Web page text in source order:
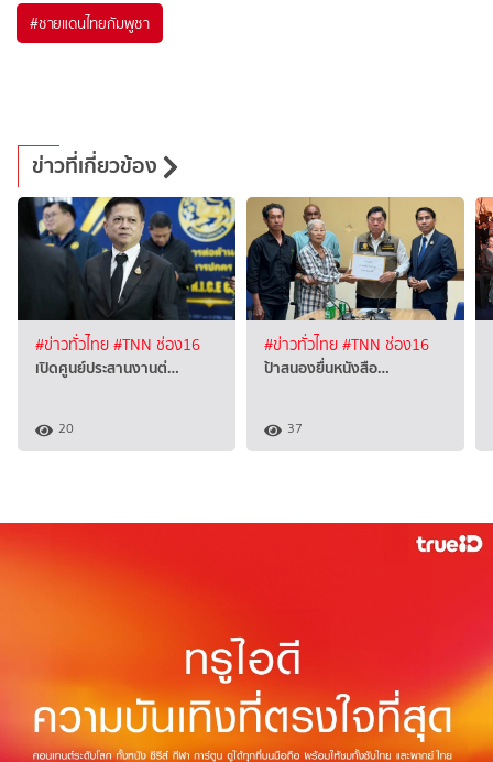
#ชายแดนไทยกัมพูชา
ข่าวที่เกี่ยวข้อง
#ข่าวทั่วไทย#TNN ช่อง16
เปิดศูนย์ประสานงานต่…
20
#ข่าวทั่วไทย#TNN ช่อง16
ป้าสนองยื่นหนังสือ…
37